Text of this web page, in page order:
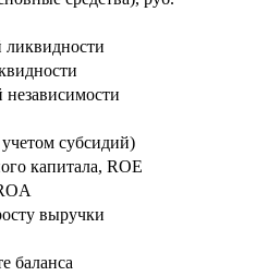
субсидий)
капитала, ROE
выручки
баланса